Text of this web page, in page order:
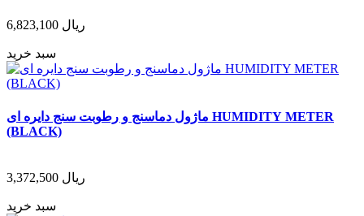
6,823,100 ریال
سبد خرید
ماژول دماسنج و رطوبت سنج دایره ای HUMIDITY METER
(BLACK)
3,372,500 ریال
سبد خرید